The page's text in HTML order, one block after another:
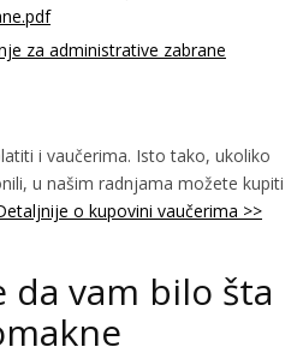
za administrative zabrane
i vaučerima. Isto tako, ukoliko
u našim radnjama možete kupiti
o kupovini vaučerima >>
da vam bilo šta